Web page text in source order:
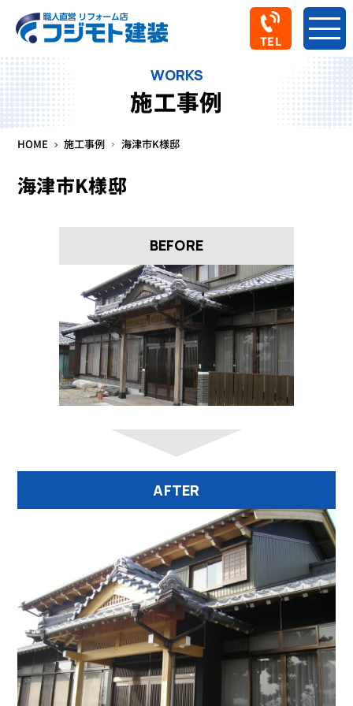
TEL
WORKS
施工事例
HOME 施工事例 海津市K様邸
海津市K様邸
BEFORE
AFTER